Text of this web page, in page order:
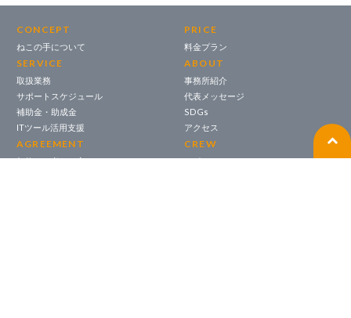
CONCEPT PRICE
ねこの手について 料金プラン
SERVICE ABOUT
取扱業務
事務所紹介
サポートスケジュール
代表メッセージ
補助金・助成金
SDGs
ITツール活用支援
アクセス
AGREEMENT CREW
契約をお考えの方へ
サポートクルー